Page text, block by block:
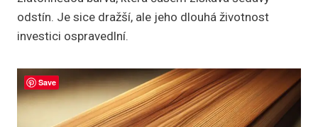
odstín. Je sice dražší, ale jeho dlouhá životnost
investici ospravedlní.
Save